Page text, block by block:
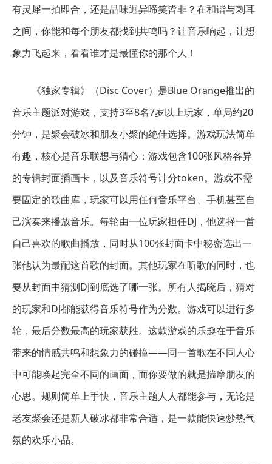
有灵犀一拍即合，还是品味迥异啼笑皆非？在和谐与刺耳
之间，你能和每个朋友都找到共鸣吗？让音乐响起，让想
象力飞起来，看看谁才是最懂你的那个人！
《独家专辑》（Disc Cover）是Blue Orange推出的
音乐主题派对游戏，支持3至8名7岁以上玩家，单局约20
分钟，是聚会破冰和朋友小聚的绝佳选择。游戏玩法简单
有趣，核心是音乐联想与猜心：游戏包含100张风格各异
的专辑封面插画卡，以及音乐符号计分token。游戏不需
要固定的歌曲库，玩家可以用任何音乐平台、手机甚至自
己演奏来播放音乐。每轮由一位玩家担任DJ，他选择一首
自己喜欢的歌曲播放，同时从100张封面卡中秘密选出一
张他认为最配这首歌的封面。其他玩家在听歌的同时，也
要从封面中猜测DJ到底选了哪一张。所有人揭晓后，猜对
的玩家和DJ都能获得音乐符号作为分数。游戏可以进行多
轮，最后分数最高的玩家获胜。这款游戏的乐趣在于音乐
带来的情感共鸣和想象力的碰撞——同一首歌在不同人心
中可能唤起完全不同的画面，而你要做的就是揣摩朋友的
心思。规则简单上手快，音乐主题人人都能参与，无论是
老友聚会还是新人破冰都非常合适，是一款能快速炒热气
氛的欢乐小品。